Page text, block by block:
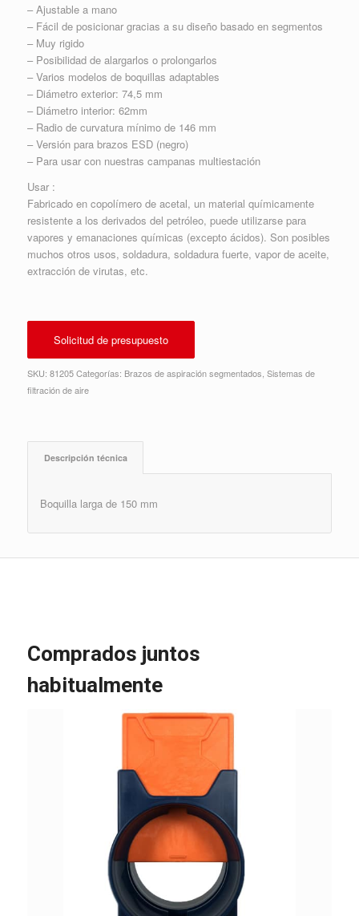
– Ajustable a mano
– Fácil de posicionar gracias a su diseño basado en segmentos
– Muy rigido
– Posibilidad de alargarlos o prolongarlos
– Varios modelos de boquillas adaptables
– Diámetro exterior: 74,5 mm
– Diámetro interior: 62mm
– Radio de curvatura mínimo de 146 mm
– Versión para brazos ESD (negro)
– Para usar con nuestras campanas multiestación
Usar :
Fabricado en copolímero de acetal, un material químicamente
resistente a los derivados del petróleo, puede utilizarse para
vapores y emanaciones químicas (excepto ácidos). Son posibles
muchos otros usos, soldadura, soldadura fuerte, vapor de aceite,
extracción de virutas, etc.
Solicitud de presupuesto
SKU: 81205 Categorías: Brazos de aspiración segmentados Sistemas de
filtración de aire
Descripción técnica
Boquilla larga de 150 mm
Comprados juntos
habitualmente